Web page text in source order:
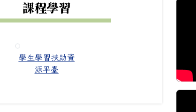
課程學習
學生學習扶助資
源平臺